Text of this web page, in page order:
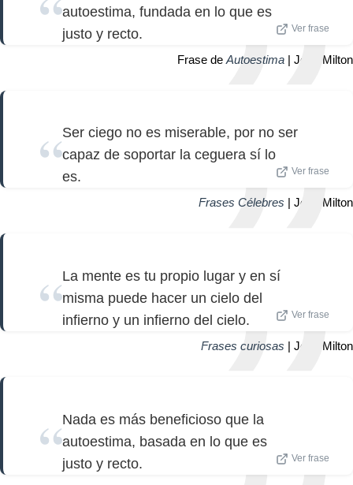
autoestima, fundada en lo que es
justo y recto.
Ver frase
Frase de Autoestima | John Milton
Ser ciego no es miserable, por no ser
capaz de soportar la ceguera sí lo
es.
Ver frase
Frases Célebres | John Milton
La mente es tu propio lugar y en sí
misma puede hacer un cielo del
infierno y un infierno del cielo.
Ver frase
Frases curiosas | John Milton
Nada es más beneficioso que la
autoestima, basada en lo que es
justo y recto.
Ver frase